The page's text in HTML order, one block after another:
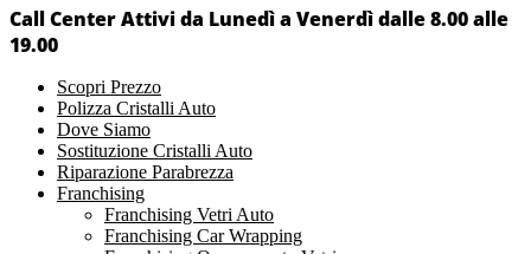
Call Center Attivi da Lunedì a Venerdì dalle 8.00 alle
19.00
Scopri Prezzo
Polizza Cristalli Auto
Dove Siamo
Sostituzione Cristalli Auto
Riparazione Parabrezza
Franchising
Franchising Vetri Auto
Franchising Car Wrapping